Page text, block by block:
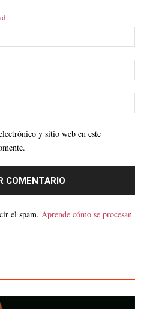
.
y sitio web en este
el spam. Aprende cómo se procesan